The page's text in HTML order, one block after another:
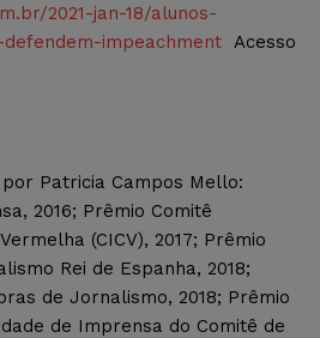
2021-jan-18/alunos-
impeachment Acesso
Patricia Campos Mello:
2016; Prêmio Comitê
(CICV), 2017; Prêmio
Rei de Espanha, 2018;
de Jornalismo, 2018; Prêmio
de Imprensa do Comitê de